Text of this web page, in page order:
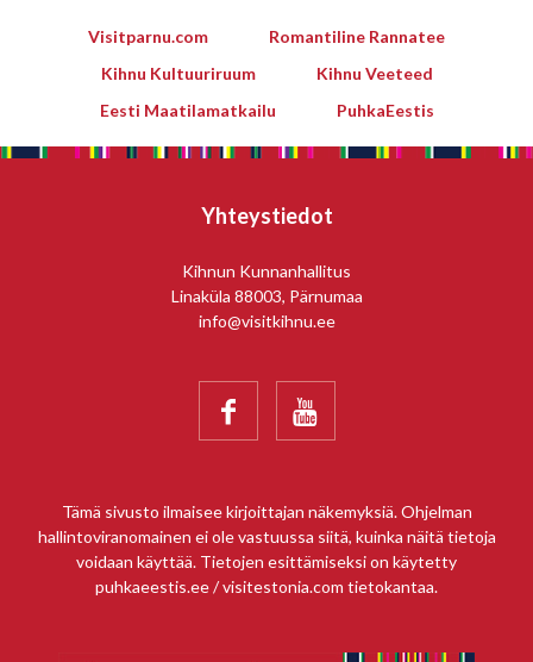
Visitparnu.com
Romantiline Rannatee
Kihnu Kultuuriruum
Kihnu Veeteed
Eesti Maatilamatkailu
PuhkaEestis
Yhteystiedot
Kihnun Kunnanhallitus
Linaküla 88003, Pärnumaa
info@visitkihnu.ee
 
Tämä sivusto ilmaisee kirjoittajan näkemyksiä. Ohjelman
hallintoviranomainen ei ole vastuussa siitä, kuinka näitä tietoja
voidaan käyttää. Tietojen esittämiseksi on käytetty
puhkaeestis.ee / visitestonia.com tietokantaa.